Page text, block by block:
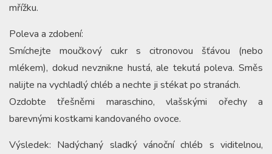
mřížku.
Poleva a zdobení:
Smíchejte moučkový cukr s citronovou šťávou (nebo
mlékem), dokud nevznikne hustá, ale tekutá poleva. Směs
nalijte na vychladlý chléb a nechte ji stékat po stranách.
Ozdobte třešněmi maraschino, vlašskými ořechy a
barevnými kostkami kandovaného ovoce.
Výsledek: Nadýchaný sladký vánoční chléb s viditelnou,